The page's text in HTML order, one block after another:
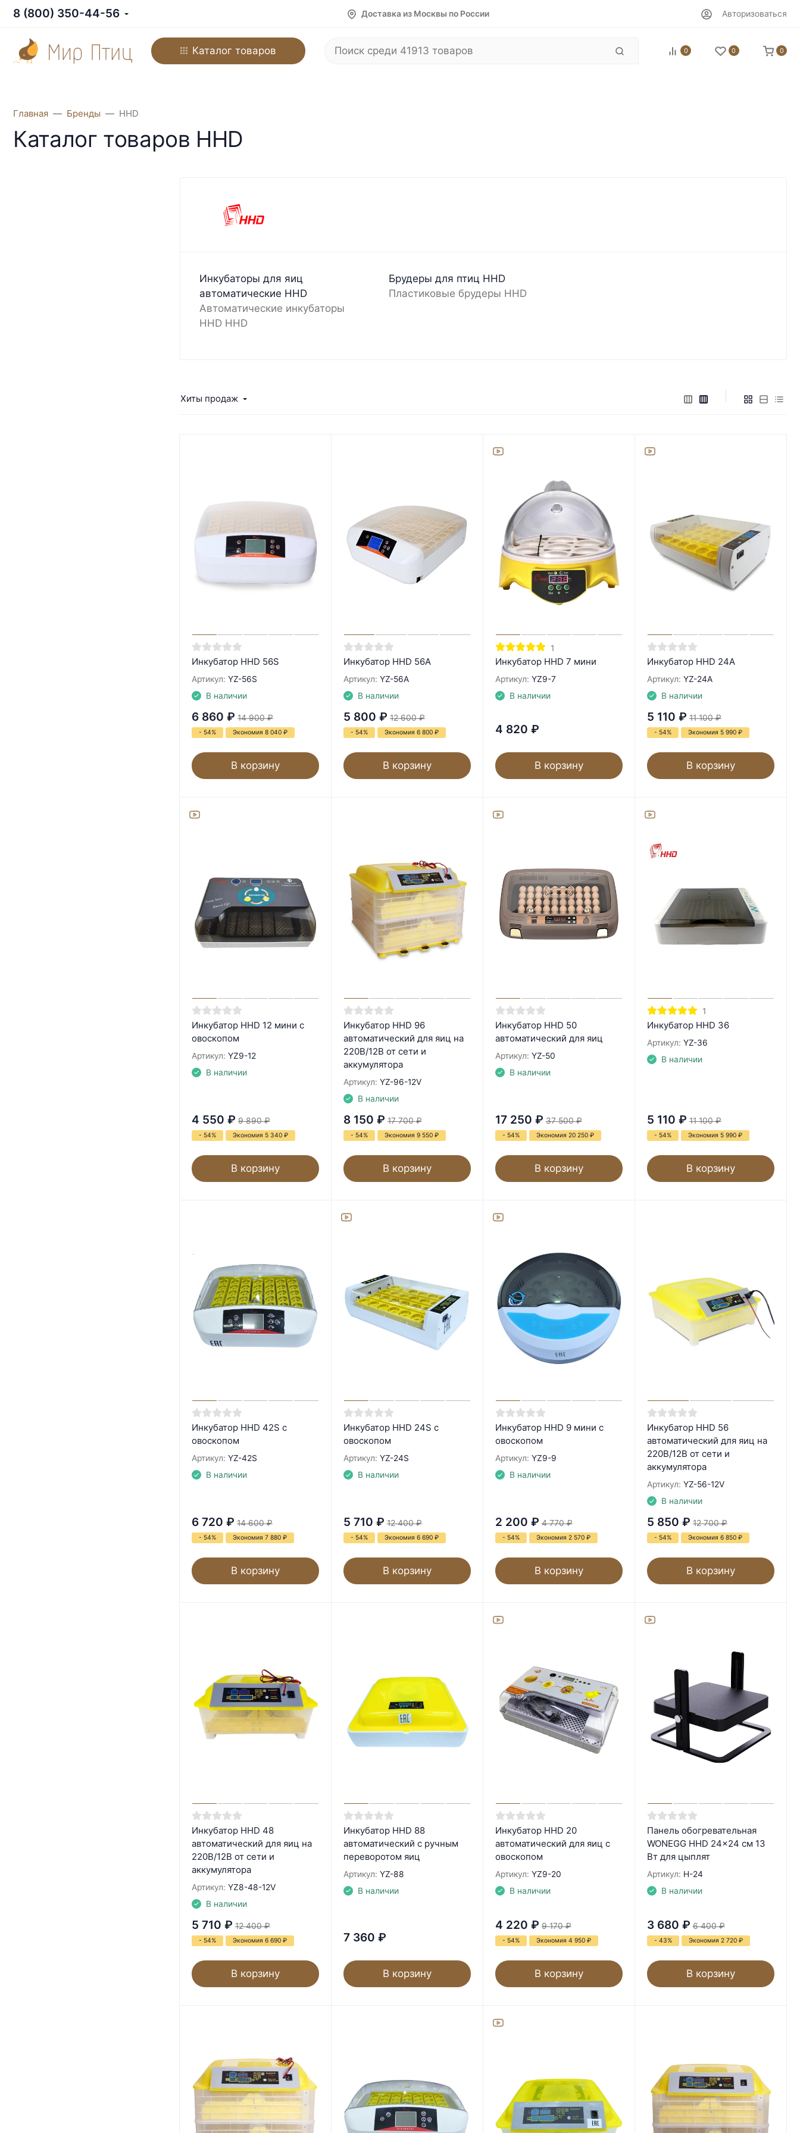
8 (800) 350-44-56 Доставка из Москвы по России Авторизоваться
Каталог товаров 0 0 0
Главная Бренды HHD
Каталог товаров HHD
Инкубаторы для яиц
автоматические HHD
Автоматические инкубаторы
HHD HHD
Брудеры для птиц HHD
Пластиковые брудеры HHD
Хиты продаж
Инкубатор HHD 56S
Артикул: YZ-56S
В наличии
6 860 ₽ 14 900 ₽
- 54% Экономия 8 040 ₽
В корзину
Инкубатор HHD 56A
Артикул: YZ-56A
В наличии
5 800 ₽ 12 600 ₽
- 54% Экономия 6 800 ₽
В корзину
1
Инкубатор HHD 7 мини
Артикул: YZ9-7
В наличии
4 820 ₽
В корзину
Инкубатор HHD 24A
Артикул: YZ-24A
В наличии
5 110 ₽ 11 100 ₽
- 54% Экономия 5 990 ₽
В корзину
Инкубатор HHD 12 мини с
овоскопом
Артикул: YZ9-12
В наличии
4 550 ₽ 9 890 ₽
- 54% Экономия 5 340 ₽
В корзину
Инкубатор HHD 96
автоматический для яиц на
220В/12В от сети и
аккумулятора
Артикул: YZ-96-12V
В наличии
8 150 ₽ 17 700 ₽
- 54% Экономия 9 550 ₽
В корзину
Инкубатор HHD 50
автоматический для яиц
Артикул: YZ-50
В наличии
17 250 ₽ 37 500 ₽
- 54% Экономия 20 250 ₽
В корзину
1
Инкубатор HHD 36
Артикул: YZ-36
В наличии
5 110 ₽ 11 100 ₽
- 54% Экономия 5 990 ₽
В корзину
Инкубатор HHD 42S с
овоскопом
Артикул: YZ-42S
В наличии
6 720 ₽ 14 600 ₽
- 54% Экономия 7 880 ₽
В корзину
Инкубатор HHD 24S с
овоскопом
Артикул: YZ-24S
В наличии
5 710 ₽ 12 400 ₽
- 54% Экономия 6 690 ₽
В корзину
Инкубатор HHD 9 мини с
овоскопом
Артикул: YZ9-9
В наличии
2 200 ₽ 4 770 ₽
- 54% Экономия 2 570 ₽
В корзину
Инкубатор HHD 56
автоматический для яиц на
220В/12В от сети и
аккумулятора
Артикул: YZ-56-12V
В наличии
5 850 ₽ 12 700 ₽
- 54% Экономия 6 850 ₽
В корзину
Инкубатор HHD 48
автоматический для яиц на
220В/12В от сети и
аккумулятора
Артикул: YZ8-48-12V
В наличии
5 710 ₽ 12 400 ₽
- 54% Экономия 6 690 ₽
В корзину
Инкубатор HHD 88
автоматический с ручным
переворотом яиц
Артикул: YZ-88
В наличии
7 360 ₽
В корзину
Инкубатор HHD 20
автоматический для яиц с
овоскопом
Артикул: YZ9-20
В наличии
4 220 ₽ 9 170 ₽
- 54% Экономия 4 950 ₽
В корзину
Панель обогревательная
WONEGG HHD 24x24 см 13
Вт для цыплят
Артикул: H-24
В наличии
3 680 ₽ 6 400 ₽
- 43% Экономия 2 720 ₽
В корзину